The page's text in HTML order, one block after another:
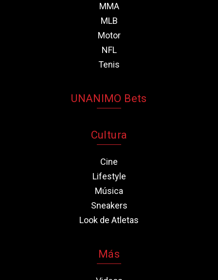
MMA
MLB
Motor
NFL
Tenis
UNANIMO Bets
Cultura
Cine
Lifestyle
Música
Sneakers
Look de Atletas
Más